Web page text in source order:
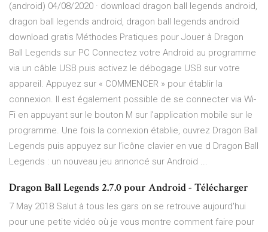
(android) 04/08/2020 · download dragon ball legends android,
dragon ball legends android, dragon ball legends android
download gratis Méthodes Pratiques pour Jouer à Dragon
Ball Legends sur PC Connectez votre Android au programme
via un câble USB puis activez le débogage USB sur votre
appareil. Appuyez sur « COMMENCER » pour établir la
connexion. Il est également possible de se connecter via Wi-
Fi en appuyant sur le bouton M sur l’application mobile sur le
programme. Une fois la connexion établie, ouvrez Dragon Ball
Legends puis appuyez sur l’icône clavier en vue d Dragon Ball
Legends : un nouveau jeu annoncé sur Android ...
Dragon Ball Legends 2.7.0 pour Android - Télécharger
7 May 2018 Salut à tous les gars on se retrouve aujourd'hui
pour une petite vidéo où je vous montre comment faire pour